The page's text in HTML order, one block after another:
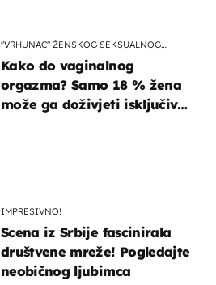
IMPRESIVNO!
Scena iz Srbije fascinirala
društvene mreže! Pogledajte
neobičnog ljubimca
"VRHUNAC" ŽENSKOG SEKSUALNOG
Kako do vaginalnog
orgazma? Samo 18 % žena
može ga doživjeti isključivo